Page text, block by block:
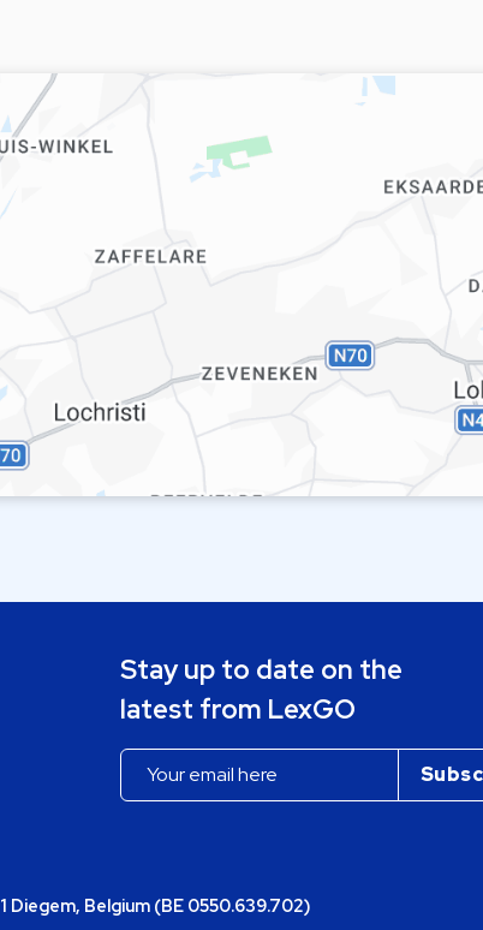
Stay up to date on the
latest from LexGO
Belgium (BE 0550.639.702)